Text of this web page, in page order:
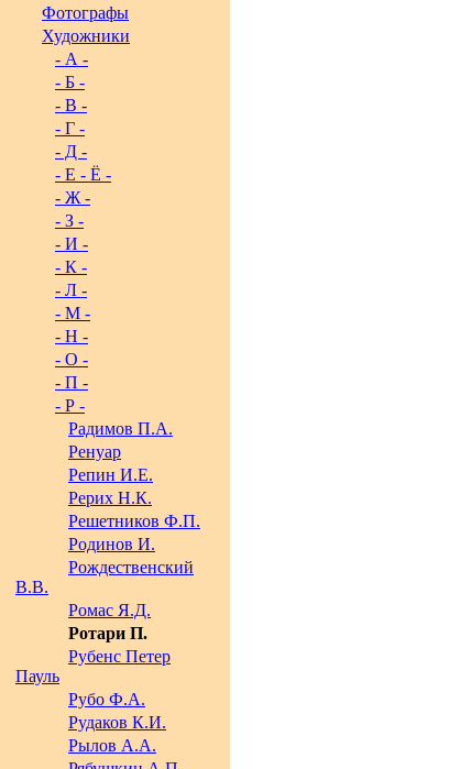
Фотографы
Художники
- А -
- Б -
- В -
- Г -
- Д -
- Е - Ё -
- Ж -
- З -
- И -
- К -
- Л -
- М -
- Н -
- О -
- П -
- Р -
Радимов П.А.
Ренуар
Репин И.Е.
Рерих Н.К.
Решетников Ф.П.
Родинов И.
Рождественский
В.В.
Ромас Я.Д.
Ротари П.
Рубенс Петер
Пауль
Рубо Ф.А.
Рудаков К.И.
Рылов А.А.